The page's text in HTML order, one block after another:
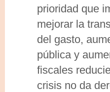
prioridad que
mejorar la
del gasto,
pública y
fiscales
crisis no da